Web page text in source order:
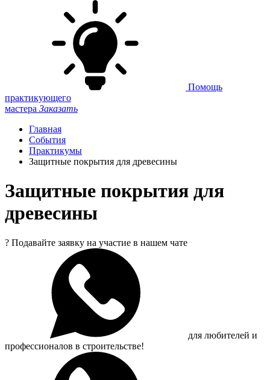
Помощь
практикующего
мастера Заказать
Главная
События
Практикумы
Защитные покрытия для древесины
Защитные покрытия для
древесины
? Подавайте заявку на участие в нашем чате
для любителей и
профессионалов в строительстве!